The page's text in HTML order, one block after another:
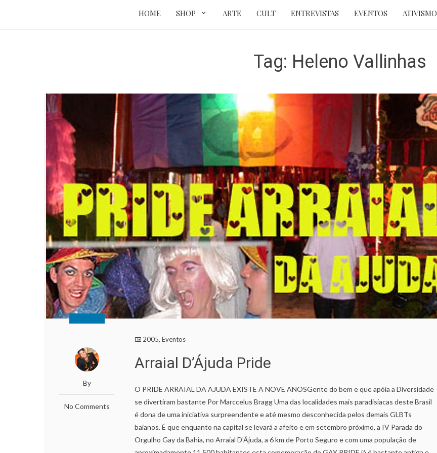
HOME SHOP ARTE CULT ENTREVISTAS EVENTOS ATIVISMO
Tag: Heleno Vallinhas
By
No Comments
2005,Eventos
Arraial D’Ájuda Pride
O PRIDE ARRAIAL DA AJUDA EXISTE A NOVE ANOSGente do bem e que apóia a Diversidade
se divertiram bastante Por Marccelus Bragg Uma das localidades mais paradisíacas deste Brasil
é dona de uma iniciativa surpreendente e até mesmo desconhecida pelos demais GLBTs
baianos. É que enquanto na capital se levará a afeito e em setembro próximo, a IV Parada do
Orgulho Gay da Bahia, no Arraial D'Ájuda, a 6 km de Porto Seguro e com uma população de